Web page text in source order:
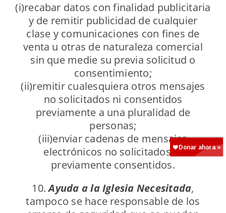
(i)recabar datos con finalidad publicitaria
y de remitir publicidad de cualquier
clase y comunicaciones con fines de
venta u otras de naturaleza comercial
sin que medie su previa solicitud o
consentimiento;
(ii)remitir cualesquiera otros mensajes
no solicitados ni consentidos
previamente a una pluralidad de
personas;
(iii)enviar cadenas de mensajes
electrónicos no solicitados ni
previamente consentidos.
10.Ayuda a la Iglesia Necesitada,
tampoco se hace responsable de los